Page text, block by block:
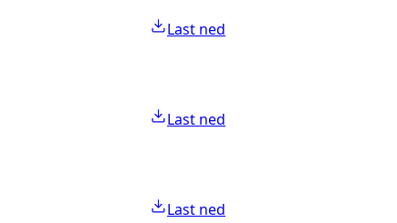
Last ned
Last ned
Last ned